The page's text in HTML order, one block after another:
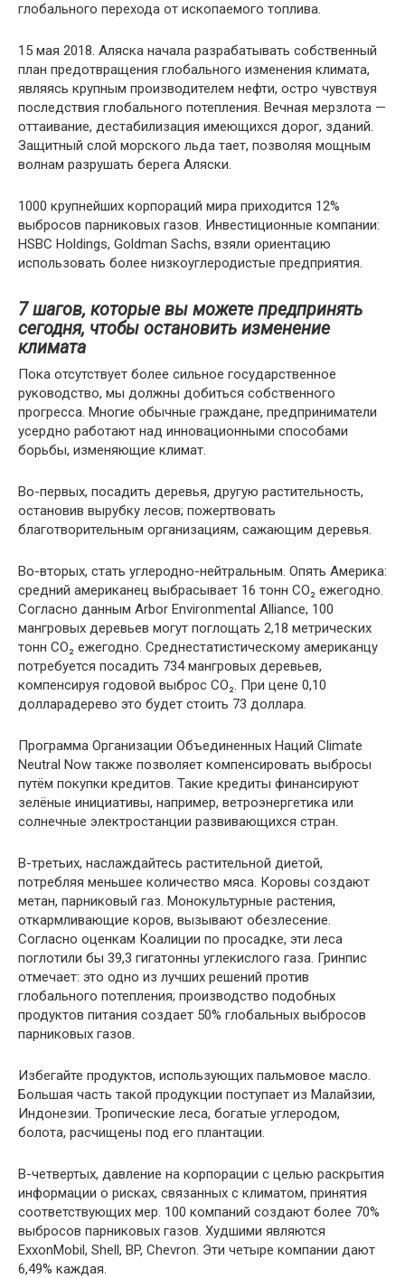
глобального перехода от ископаемого топлива.
15 мая 2018. Аляска начала разрабатывать собственный
план предотвращения глобального изменения климата,
являясь крупным производителем нефти, остро чувствуя
последствия глобального потепления. Вечная мерзлота —
оттаивание, дестабилизация имеющихся дорог, зданий.
Защитный слой морского льда тает, позволяя мощным
волнам разрушать берега Аляски.
1000 крупнейших корпораций мира приходится 12%
выбросов парниковых газов. Инвестиционные компании:
HSBC Holdings, Goldman Sachs, взяли ориентацию
использовать более низкоуглеродистые предприятия.
7 шагов, которые вы можете предпринять
сегодня, чтобы остановить изменение
климата
Пока отсутствует более сильное государственное
руководство, мы должны добиться собственного
прогресса. Многие обычные граждане, предприниматели
усердно работают над инновационными способами
борьбы, изменяющие климат.
Во-первых, посадить деревья, другую растительность,
остановив вырубку лесов; пожертвовать
благотворительным организациям, сажающим деревья.
Во-вторых, стать углеродно-нейтральным. Опять Америка:
средний американец выбрасывает 16 тонн CO₂ ежегодно.
Согласно данным Arbor Environmental Alliance, 100
мангровых деревьев могут поглощать 2,18 метрических
тонн CO₂ ежегодно. Среднестатистическому американцу
потребуется посадить 734 мангровых деревьев,
компенсируя годовой выброс CO₂. При цене 0,10
долларадерево это будет стоить 73 доллара.
Программа Организации Объединенных Наций Climate
Neutral Now также позволяет компенсировать выбросы
путём покупки кредитов. Такие кредиты финансируют
зелёные инициативы, например, ветроэнергетика или
солнечные электростанции развивающихся стран.
В-третьих, наслаждайтесь растительной диетой,
потребляя меньшее количество мяса. Коровы создают
метан, парниковый газ. Монокультурные растения,
откармливающие коров, вызывают обезлесение.
Согласно оценкам Коалиции по просадке, эти леса
поглотили бы 39,3 гигатонны углекислого газа. Гринпис
отмечает: это одно из лучших решений против
глобального потепления; производство подобных
продуктов питания создает 50% глобальных выбросов
парниковых газов.
Избегайте продуктов, использующих пальмовое масло.
Большая часть такой продукции поступает из Малайзии,
Индонезии. Тропические леса, богатые углеродом,
болота, расчищены под его плантации.
В-четвертых, давление на корпорации с целью раскрытия
информации о рисках, связанных с климатом, принятия
соответствующих мер. 100 компаний создают более 70%
выбросов парниковых газов. Худшими являются
ExxonMobil, Shell, BP, Chevron. Эти четыре компании дают
6,49% каждая.